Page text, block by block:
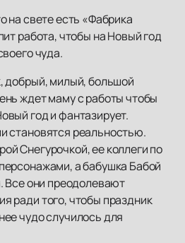
на свете есть «Фабрика
работа, чтобы на Новый год
чуда.
добрый, милый, большой
ждет маму с работы чтобы
год и фантазирует.
становятся реальностью.
Снегурочкой, ее коллеги по
а бабушка Бабой
Все они преодолевают
ради того, чтобы праздник
чудо случилось для